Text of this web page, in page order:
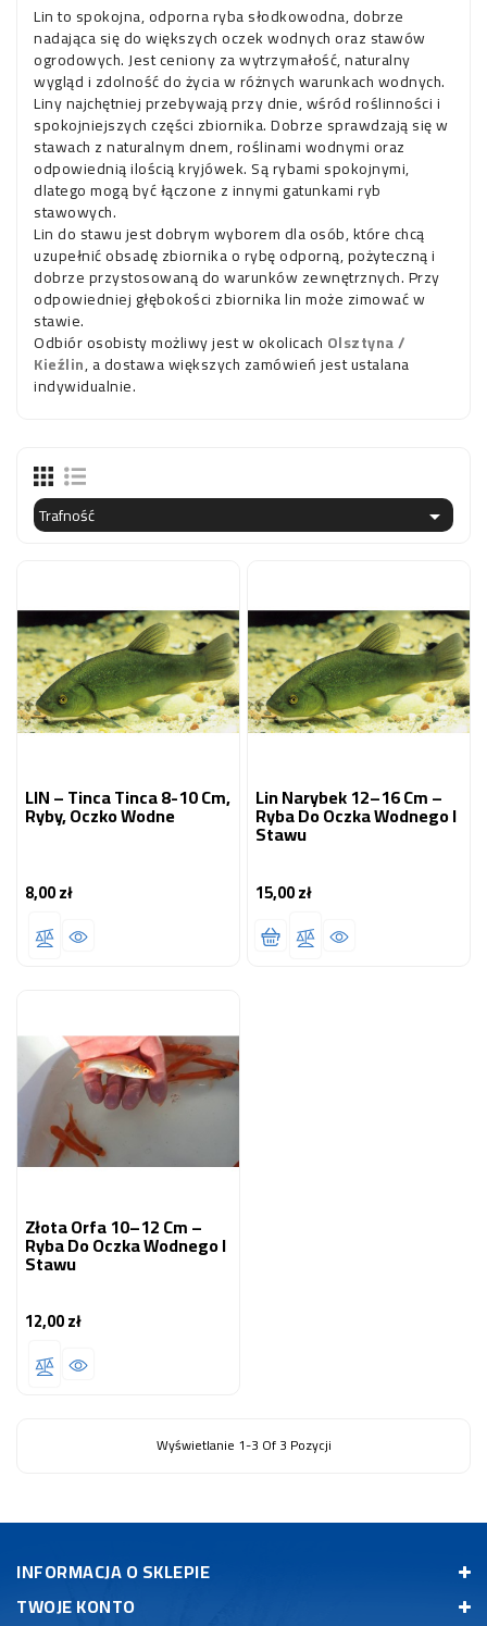
Lin to spokojna, odporna ryba słodkowodna, dobrze
nadająca się do większych oczek wodnych oraz stawów
ogrodowych. Jest ceniony za wytrzymałość, naturalny
wygląd i zdolność do życia w różnych warunkach wodnych.
Liny najchętniej przebywają przy dnie, wśród roślinności i
spokojniejszych części zbiornika. Dobrze sprawdzają się w
stawach z naturalnym dnem, roślinami wodnymi oraz
odpowiednią ilością kryjówek. Są rybami spokojnymi,
dlatego mogą być łączone z innymi gatunkami ryb
stawowych.
Lin do stawu jest dobrym wyborem dla osób, które chcą
uzupełnić obsadę zbiornika o rybę odporną, pożyteczną i
dobrze przystosowaną do warunków zewnętrznych. Przy
odpowiedniej głębokości zbiornika lin może zimować w
stawie.
Odbiór osobisty możliwy jest w okolicach Olsztyna /
Kieźlin, a dostawa większych zamówień jest ustalana
indywidualnie.
Trafność 
LIN – Tinca Tinca 8-10 Cm,
Ryby, Oczko Wodne
8,00 złCena
Lin Narybek 12–16 Cm –
Ryba Do Oczka Wodnego I
Stawu
15,00 złCena
Złota Orfa 10–12 Cm –
Ryba Do Oczka Wodnego I
Stawu
12,00 złCena
Wyświetlanie 1-3 Of 3 Pozycji
INFORMACJA O SKLEPIE
TWOJE KONTO